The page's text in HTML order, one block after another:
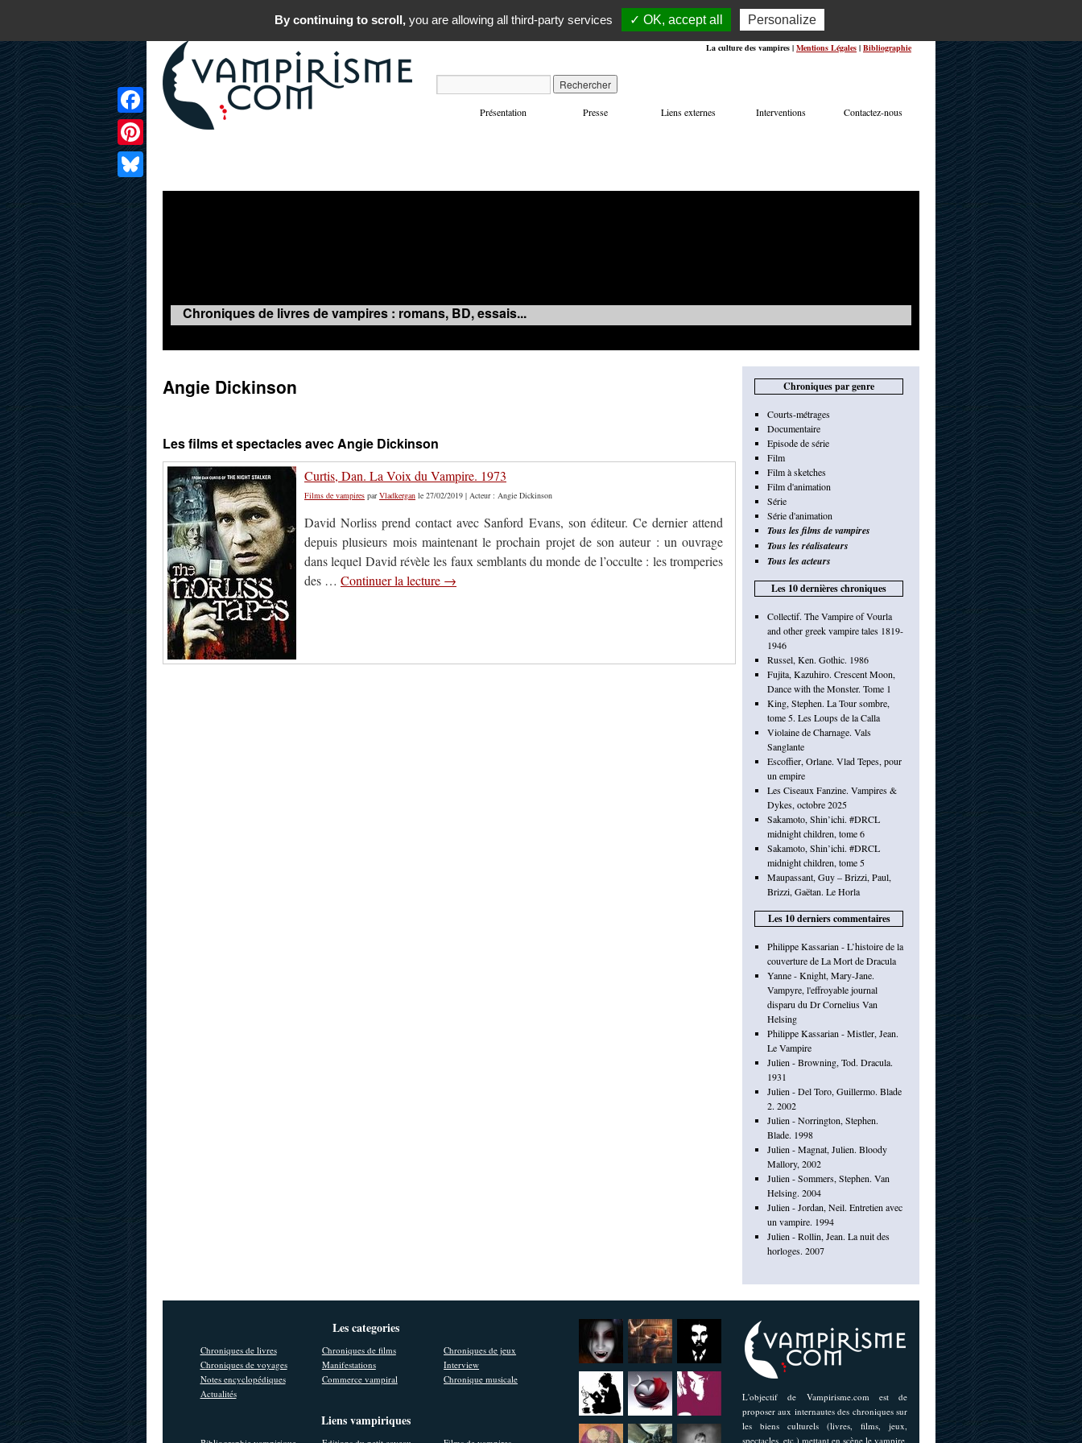
La culture des vampires | Mentions Légales | Bibliographie
Présentation Presse Liens externes Interventions Contactez-nous
Chroniques de livres de vampires : romans, BD, essais...
Angie Dickinson
Les films et spectacles avec Angie Dickinson
Curtis, Dan. La Voix du Vampire. 1973
Films de vampires parVladkergan le 27/02/2019 | Acteur : Angie Dickinson
David Norliss prend contact avec Sanford Evans, son éditeur. Ce dernier attend
depuis plusieurs mois maintenant le prochain projet de son auteur : un ouvrage
dans lequel David révèle les faux semblants du monde de l’occulte : les tromperies
des … Continuer la lecture →
Facebook
Pinterest
Bluesky
Chroniques par genre
Courts-métrages
Documentaire
Episode de série
Film
Film à sketches
Film d'animation
Série
Série d'animation
Tous les films de vampires
Tous les réalisateurs
Tous les acteurs
Les 10 dernières chroniques
Collectif. The Vampire of Vourla
and other greek vampire tales 1819-
1946
Russel, Ken. Gothic. 1986
Fujita, Kazuhiro. Crescent Moon,
Dance with the Monster. Tome 1
King, Stephen. La Tour sombre,
tome 5. Les Loups de la Calla
Violaine de Charnage. Vals
Sanglante
Escoffier, Orlane. Vlad Tepes, pour
un empire
Les Ciseaux Fanzine. Vampires &
Dykes, octobre 2025
Sakamoto, Shin’ichi. #DRCL
midnight children, tome 6
Sakamoto, Shin’ichi. #DRCL
midnight children, tome 5
Maupassant, Guy – Brizzi, Paul,
Brizzi, Gaëtan. Le Horla
Les 10 derniers commentaires
Philippe Kassarian - L’histoire de la
couverture de La Mort de Dracula
Yanne - Knight, Mary-Jane.
Vampyre, l'effroyable journal
disparu du Dr Cornelius Van
Helsing
Philippe Kassarian - Mistler, Jean.
Le Vampire
Julien - Browning, Tod. Dracula.
1931
Julien - Del Toro, Guillermo. Blade
2. 2002
Julien - Norrington, Stephen.
Blade. 1998
Julien - Magnat, Julien. Bloody
Mallory, 2002
Julien - Sommers, Stephen. Van
Helsing. 2004
Julien - Jordan, Neil. Entretien avec
un vampire. 1994
Julien - Rollin, Jean. La nuit des
horloges. 2007
L'objectif de Vampirisme.com est de
proposer aux internautes des chroniques sur
les biens culturels (livres, films, jeux,
spectacles, etc.) mettant en scène le vampire,
Les categories
Chroniques de livres Chroniques de films
Chroniques de jeux
Chroniques de voyages
Manifestations
Interview
Notes encyclopédiques
Commerce vampiral
Chronique musicale
Actualités
Liens vampiriques
By continuing to scroll,you are allowing all third-party services ✓ OK, accept all Personalize